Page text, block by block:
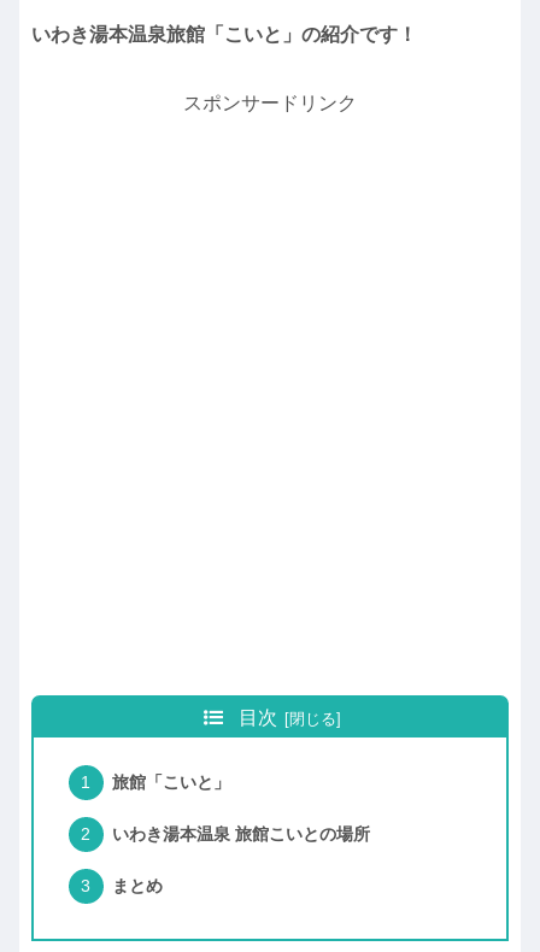
いわき湯本温泉旅館「こいと」の紹介です！
スポンサードリンク
目次
旅館「こいと」
いわき湯本温泉 旅館こいとの場所
まとめ